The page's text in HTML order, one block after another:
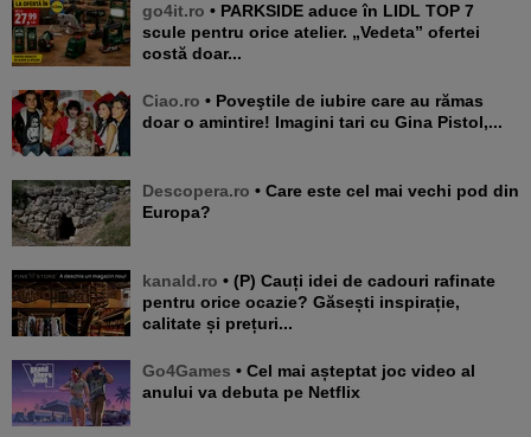
go4it.ro • PARKSIDE aduce în LIDL TOP 7
scule pentru orice atelier. „Vedeta” ofertei
costă doar...
Ciao.ro • Poveştile de iubire care au rămas
doar o amintire! Imagini tari cu Gina Pistol,...
Descopera.ro • Care este cel mai vechi pod din
Europa?
kanald.ro • (P) Cauți idei de cadouri rafinate
pentru orice ocazie? Găsești inspirație,
calitate și prețuri...
Go4Games • Cel mai așteptat joc video al
anului va debuta pe Netflix